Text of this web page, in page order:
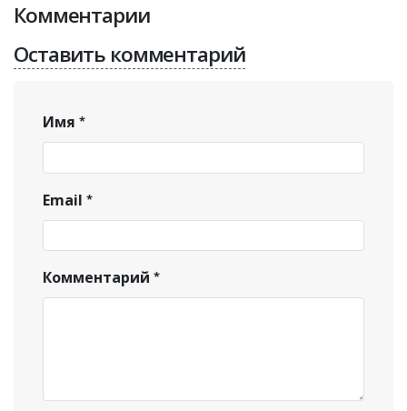
Комментарии
Оставить комментарий
Имя
Email
Комментарий